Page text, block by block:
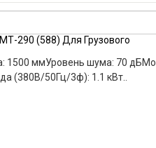
290 (588) Для Грузового
кВтМощность двигателя привода (380В/50Гц/3ф): 1.1 кВт..